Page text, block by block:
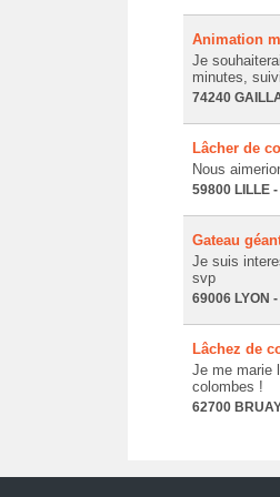
Animation
Je
minutes,
74240
Lâcher de
Nous
59800 LILLE
Gateau
Je suis
svp
69006 LYON
Lâchez de
Je me marie
colombes !
62700